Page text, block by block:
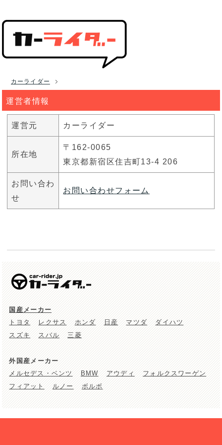
カーライダー
運営者情報
運営元 カーライダー
所在地
〒162-0065
東京都新宿区住吉町13-4 206
お問い合わ
せ
お問い合わせフォーム
国産メーカー
トヨタ
レクサス ホンダ 日産 マツダ
ダイハツ
スズキ
スバル 三菱
外国産メーカー
メルセデス・ベンツ
BMW アウディ
フォルクスワーゲン
フィアット
ルノー ボルボ